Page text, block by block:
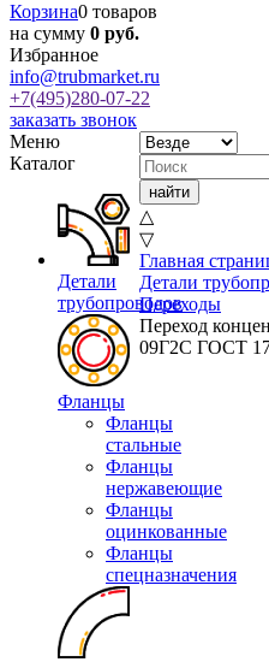
Корзина0 товаров
на сумму 0 руб.
Избранное
info@trubmarket.ru
+7(495)280-07-22
заказать звонок
Меню
Каталог
Детали
трубопроводов
Фланцы
Фланцы
стальные
Фланцы
нержавеющие
Фланцы
оцинкованные
Фланцы
спецназначения
△
▽
Главная
Детали
Переходы
Переход
09Г2С ГОСТ